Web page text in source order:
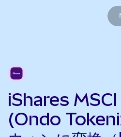
iShares
(Ondo